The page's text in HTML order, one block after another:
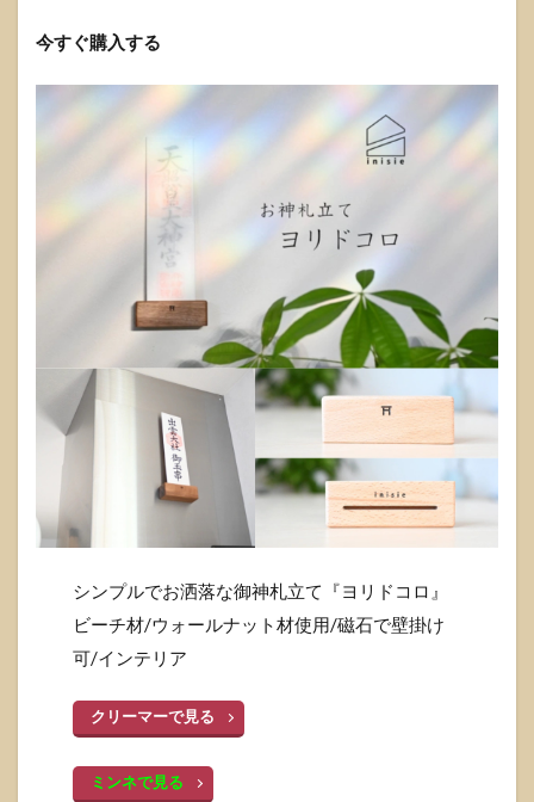
今すぐ購入する
シンプルでお洒落な御神札立て『ヨリドコロ』
ビーチ材/ウォールナット材使用/磁石で壁掛け
可/インテリア
クリーマーで見る
ミンネで見る